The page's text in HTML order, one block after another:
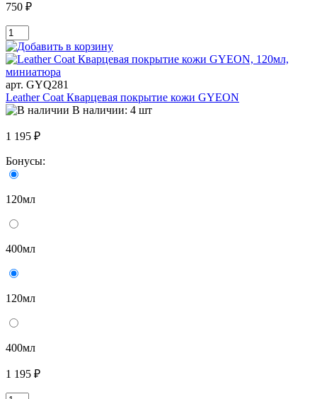
750 ₽
арт. GYQ281
Leather Coat Кварцевая покрытие кожи GYEON
В наличии: 4 шт
1 195 ₽
Бонусы:
120мл
400мл
120мл
400мл
1 195 ₽